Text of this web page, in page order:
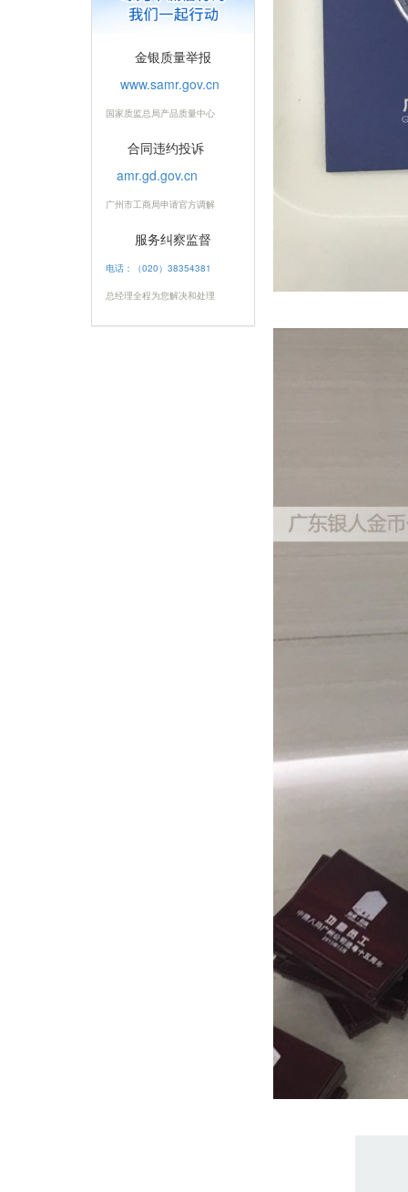
金银质量举报
www.samr.gov.cn
国家质监总局产品质量中心
合同违约投诉
amr.gd.gov.cn
广州市工商局申请官方调解
服务纠察监督
电话：（020）38354381
总经理全程为您解决和处理